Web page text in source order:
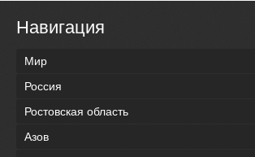
Навигация
Мир
Россия
Ростовская область
Азов